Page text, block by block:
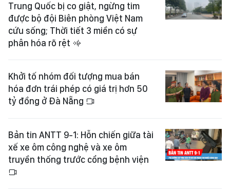
Trung Quốc bị co giật, ngừng tim
được bộ đội Biên phòng Việt Nam
cứu sống; Thời tiết 3 miền có sự
phân hóa rõ rệt
Khởi tố nhóm đối tượng mua bán
hóa đơn trái phép có giá trị hơn 50
tỷ đồng ở Đà Nẵng
Bản tin ANTT 9-1: Hỗn chiến giữa tài
xế xe ôm công nghệ và xe ôm
truyền thống trước cổng bệnh viện